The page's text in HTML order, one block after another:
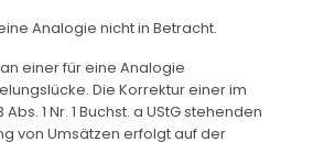
Analogie nicht in Betracht.
einer für eine Analogie
Die Korrektur einer im
1 Nr. 1 Buchst. a UStG stehenden
von Umsätzen erfolgt auf der